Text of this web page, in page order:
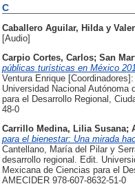
C
Caballero Aguilar, Hilday
[Audio]
Carpio Cortes, Carlos; San
públicas turísticas en México
Ventura Enrique
Universidad Nacional
para el Desarrollo Regional,
48-0
Carrillo Medina, Lilia Susana;
para el bienestar: Una mirada
Cantellano, María del Pilar y
desarrollo regional. Edit.
Mexicana de Ciencias para el
AMECIDER 978-607-8632-51-0